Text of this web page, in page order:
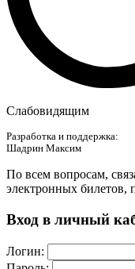
Слабовидящим
Разработка и поддержка:
Шадрин Максим
По всем вопросам,
электронных билетов,
Вход в личный
Логин: